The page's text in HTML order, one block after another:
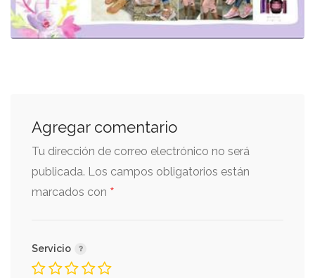
Agregar comentario
Tu dirección de correo electrónico no será
publicada. Los campos obligatorios están
marcados con *
Servicio